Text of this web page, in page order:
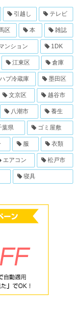
引越し テレビ
区 本 雑誌
ンション 1DK
江東区 倉庫
ブ冷蔵庫 墨田区
文京区 越谷市
八潮市 養生
県 ゴミ屋敷
服 衣類
エアコン 松戸市
寝具